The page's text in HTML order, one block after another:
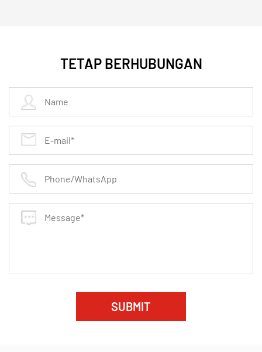
antarmuka segel dalam sistem vakum atau
bertekanan.
Kemampuan Penyegelan Dinamis:
pemulihan elastissetelah siklus mekanis berulang,
memastikan jangka panjang
flensa
Stabilitas Dimensi:Dipotong atau dicetak secara
presisi dengan toleransi yang tepat untuk
Resistensi Penuaan:Diformulasikan dengan
degradasi yang disebabkan oleh paparan lingkungan
TETAP BERHUBUNGAN
SUBMIT